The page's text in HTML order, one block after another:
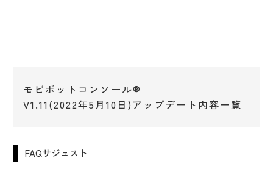
モビボットコンソール®
V1.11(2022年5月10日)アップデート内容一覧
FAQサジェスト